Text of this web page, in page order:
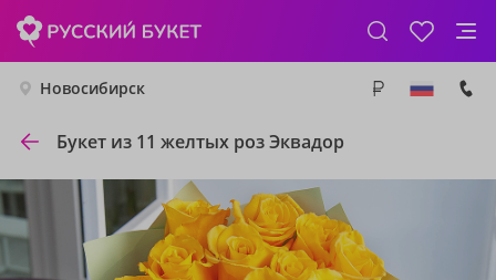
Новосибирск
Букет из 11 желтых роз Эквадор